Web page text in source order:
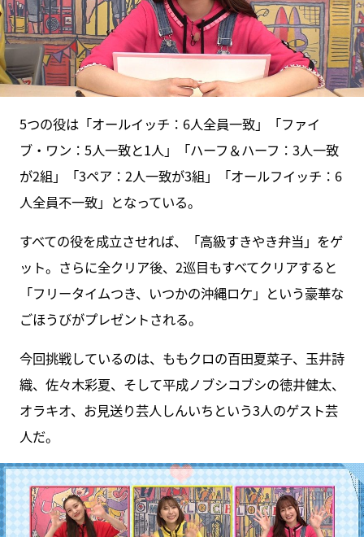
5つの役は「オールイッチ：6人全員一致」「ファイ
ブ・ワン：5人一致と1人」「ハーフ＆ハーフ：3人一致
が2組」「3ペア：2人一致が3組」「オールフイッチ：6
人全員不一致」となっている。
すべての役を成立させれば、「高級すきやき弁当」をゲ
ット。さらに全クリア後、2巡目もすべてクリアすると
「フリータイムつき、いつかの沖縄ロケ」という豪華な
ごほうびがプレゼントされる。
今回挑戦しているのは、ももクロの百田夏菜子、玉井詩
織、佐々木彩夏、そして平成ノブシコブシの徳井健太、
オラキオ、お見送り芸人しんいちという3人のゲスト芸
人だ。